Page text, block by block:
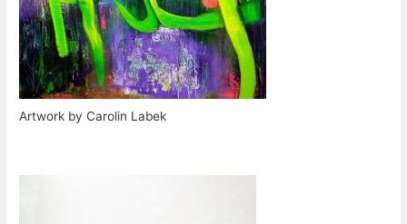
Artwork by Carolin Labek